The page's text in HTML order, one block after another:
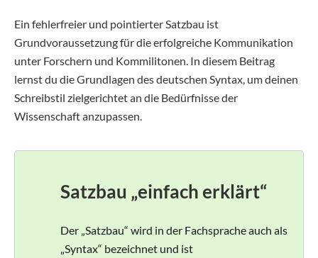
Ein fehlerfreier und pointierter Satzbau ist
Grundvoraussetzung für die erfolgreiche Kommunikation
unter Forschern und Kommilitonen. In diesem Beitrag
lernst du die Grundlagen des deutschen Syntax, um deinen
Schreibstil zielgerichtet an die Bedürfnisse der
Wissenschaft anzupassen.
Satzbau „einfach erklärt“
Der „Satzbau“ wird in der Fachsprache auch als
„Syntax“ bezeichnet und ist